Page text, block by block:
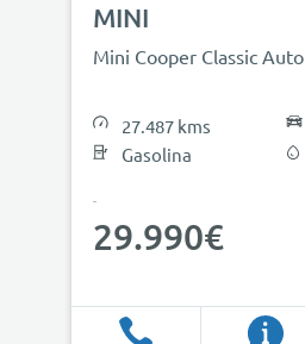
MINI
Mini Cooper Classic Auto
27.487 kms
Gasolina
29.990€